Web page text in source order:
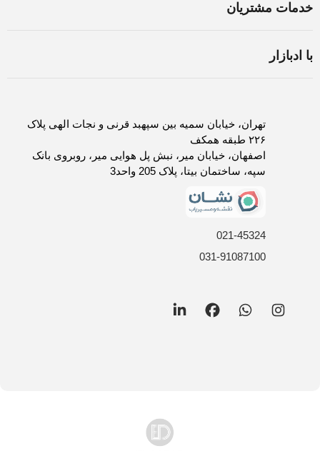
ثبت سفارش
روش های ارسال کالا
خدمات مشتریان
با ادبازار
تماس با ادبازار
فرصت های شغلی
تهران، خیابان سمیه بین سپهبد قرنی و نجات الهی پلاک
۲۲۶ طبقه همکف
اصفهان، خیابان میر، نبش پل هوایی میر، روبروی بانک
سپه، ساختمان بیتا، پلاک 205 واحد3
021-45324
031-91087100
Instagram
WhatsApp
Facebook
LinkedIn